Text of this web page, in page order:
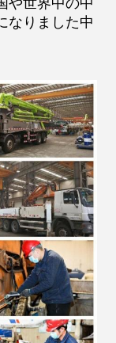
や世界中の中
なりました中